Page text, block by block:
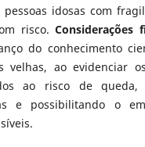
idosas com
risco.Considerações
do conhecimento
velhas, ao evidenciar
ao risco de
e possibilitando o